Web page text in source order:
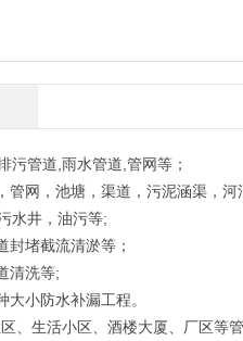
污管道 雨水管道 管网等；
网，池塘，渠道，污泥涵渠，河
水井，油污等;
堵截流清淤等；
清洗等;
大小防水补漏工程。
、生活小区、酒楼大厦、厂区等